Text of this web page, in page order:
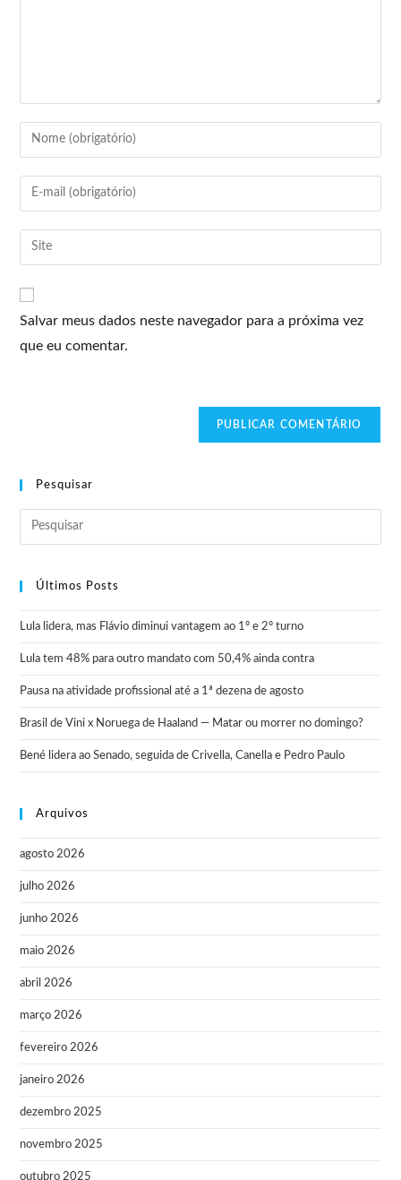
Salvar meus dados neste navegador para a próxima vez
que eu comentar.
Pesquisar
Últimos Posts
Lula lidera, mas Flávio diminui vantagem ao 1º e 2º turno
Lula tem 48% para outro mandato com 50,4% ainda contra
Pausa na atividade profissional até a 1ª dezena de agosto
Brasil de Vini x Noruega de Haaland — Matar ou morrer no domingo?
Bené lidera ao Senado, seguida de Crivella, Canella e Pedro Paulo
Arquivos
agosto 2026
julho 2026
junho 2026
maio 2026
abril 2026
março 2026
fevereiro 2026
janeiro 2026
dezembro 2025
novembro 2025
outubro 2025